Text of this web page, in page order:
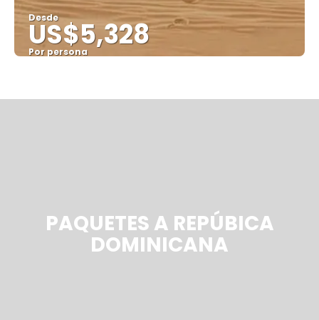
Desde
US$5,328
Por persona
PAQUETES A REPÚBICA
DOMINICANA